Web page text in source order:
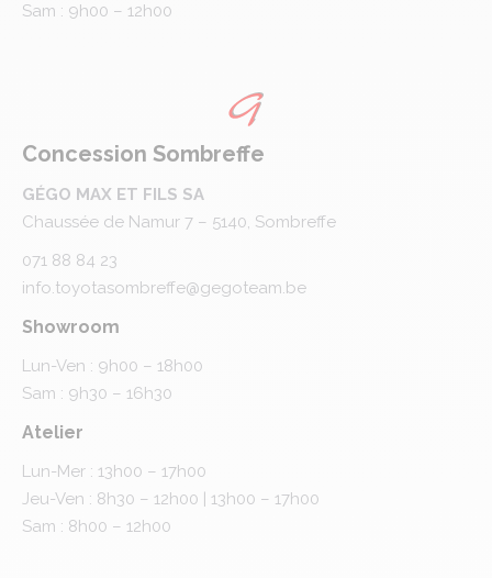
Sam : 9h00 – 12h00
Concession Sombreffe
GÉGO MAX ET FILS SA
Chaussée de Namur 7 – 5140, Sombreffe
071 88 84 23
info.toyotasombreffe@gegoteam.be
Showroom
Lun-Ven : 9h00 – 18h00
Sam : 9h30 – 16h30
Atelier
Lun-Mer : 13h00 – 17h00
Jeu-Ven : 8h30 – 12h00 | 13h00 – 17h00
Sam : 8h00 – 12h00